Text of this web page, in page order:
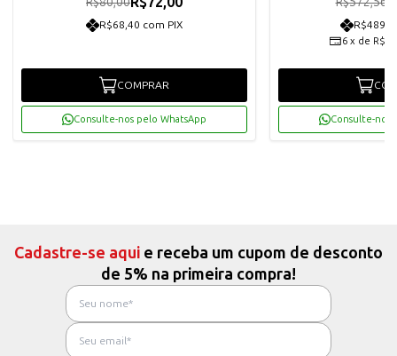
R$68,40 com PIX
COMPRAR
Consulte-nos pelo WhatsApp
6 x de
Consulte-nos
Cadastre-se aqui e receba um cupom de desconto
de 5% na primeira compra!